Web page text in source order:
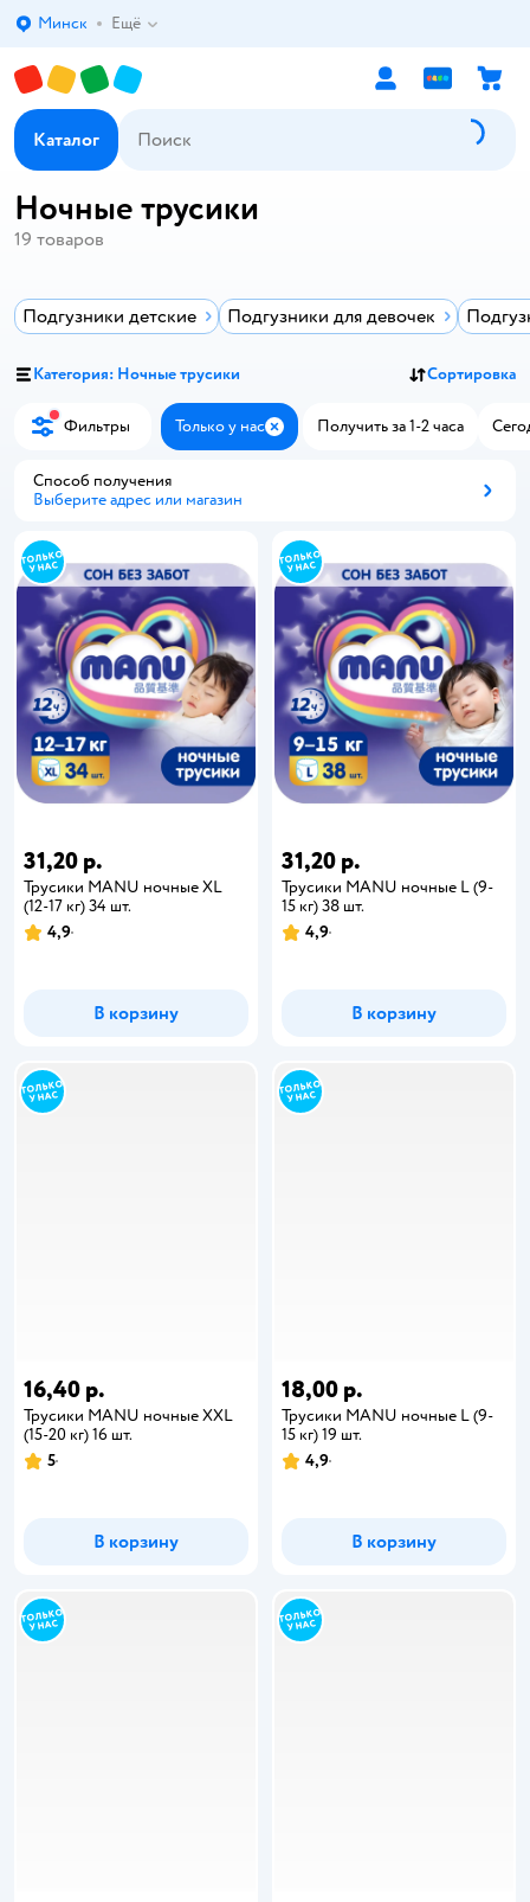
Выбор адреса доставки.
Минск Ещё
Каталог
Ночные трусики
19 товаров
Подгузники детские Подгузники для девочек
Категория: Ночные трусики Сортировка
Фильтры Только у нас ЗакрытьПолучить за 1-2 часа
Способ получения
Выберите адрес или магазин
31,20 р.
Трусики MANU ночные XL
(12-17 кг) 34 шт.
4,9
В корзину
31,20 р.
Трусики MANU ночные L (9-
15 кг) 38 шт.
4,9
В корзину
16,40 р.
Трусики MANU ночные XXL
(15-20 кг) 16 шт.
5
В корзину
18,00 р.
Трусики MANU ночные L (9-
15 кг) 19 шт.
4,9
В корзину